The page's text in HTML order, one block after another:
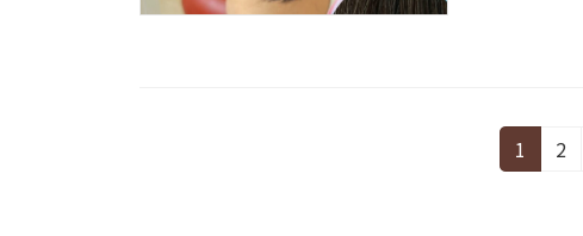
固
定
1
固
2